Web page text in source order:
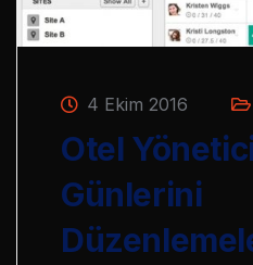
4 Ekim 2016
Otel
Günlerini